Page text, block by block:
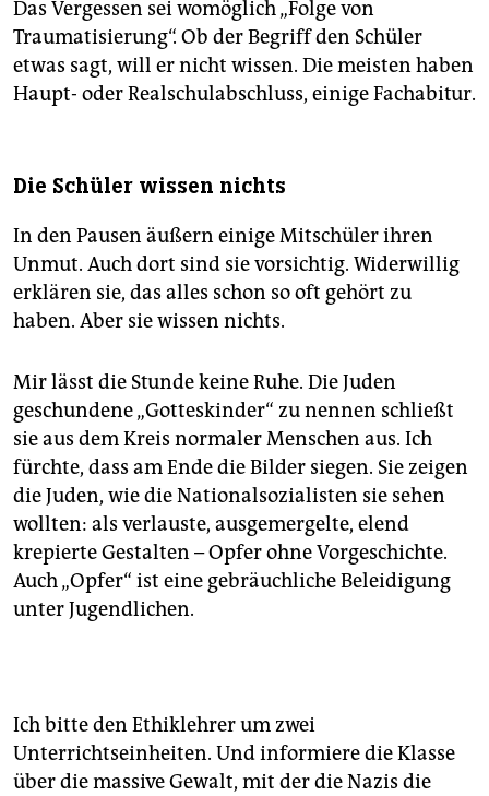
Das Vergessen sei womöglich „Folge von
Traumatisierung“. Ob der Begriff den Schüler
etwas sagt, will er nicht wissen. Die meisten haben
Haupt- oder Realschulabschluss, einige Fachabitur.
Die Schüler wissen nichts
In den Pausen äußern einige Mitschüler ihren
Unmut. Auch dort sind sie vorsichtig. Widerwillig
erklären sie, das alles schon so oft gehört zu
haben. Aber sie wissen nichts.
Mir lässt die Stunde keine Ruhe. Die Juden
geschundene „Gotteskinder“ zu nennen schließt
sie aus dem Kreis normaler Menschen aus. Ich
fürchte, dass am Ende die Bilder siegen. Sie zeigen
die Juden, wie die Nationalsozialisten sie sehen
wollten: als verlauste, ausgemergelte, elend
krepierte Gestalten – Opfer ohne Vorgeschichte.
Auch „Opfer“ ist eine gebräuchliche Beleidigung
unter Jugendlichen.
Ich bitte den Ethiklehrer um zwei
Unterrichtseinheiten. Und informiere die Klasse
über die massive Gewalt, mit der die Nazis die